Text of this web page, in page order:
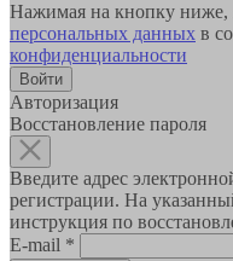
Нажимая на кнопку ниже,
персональных данных в
конфиденциальности
Авторизация
Восстановление пароля
Введите адрес
регистрации. На
инструкция по
E-mail *